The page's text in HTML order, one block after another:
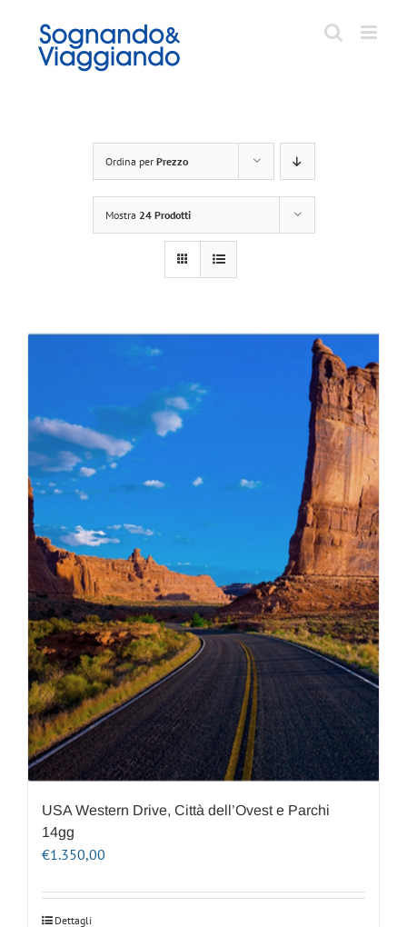
contenuto
Ordina per Prezzo
Mostra 24 Prodotti
USA Western Drive, Città dell’Ovest e Parchi
14gg
€1.350,00
Dettagli